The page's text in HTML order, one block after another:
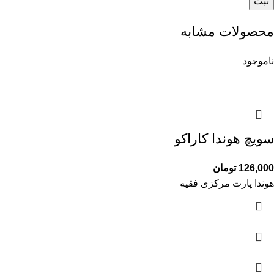
محصولات مشابه
ناموجود
سویچ هوندا کاراکو
126,000 تومان
هوندا پارت مرکزی فقیه